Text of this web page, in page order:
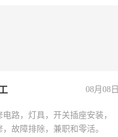
08月08日
路，灯具，开关插座安装，
故障排除，兼职和零活。